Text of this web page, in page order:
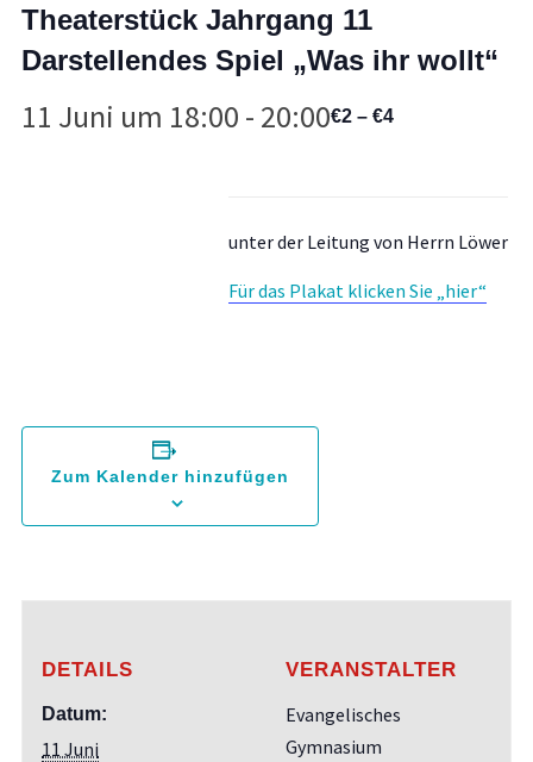
Theaterstück Jahrgang 11
Darstellendes Spiel „Was ihr wollt“
11 Juni um 18:00 - 20:00€2 – €4
unter der Leitung von Herrn Löwer
Für das Plakat klicken Sie „hier“
Zum Kalender hinzufügen
DETAILS
Datum:
11 Juni
VERANSTALTER
Evangelisches
Gymnasium